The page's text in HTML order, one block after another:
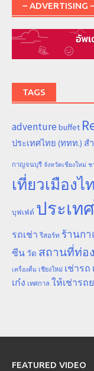
– ADVERTISING
TAGS
adventure buffet
ประเทศไทย (ททท.) ส
กาญจนบุรี จังหวัดเชียงใหม่ ช
เที่ยวเมืองไ
บุฟเฟ่ต์ ประเท
รถเช่า รีสอร์ท ร้านก
ซีน วัด สถานที่ท่อ
เครื่องดื่ม เชียงใหม่ เช่ารถ
เก๋ง เทศกาล ให้เช่ารถ
FEATURED VIDEO